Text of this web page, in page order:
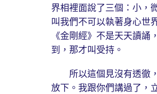
界相裡面說了三個：小，
叫我們不可以執著身心世
《金剛經》不是天天讀
到，那才叫受持。
所以這個見沒有透徹，
放下。我跟你們講過了，